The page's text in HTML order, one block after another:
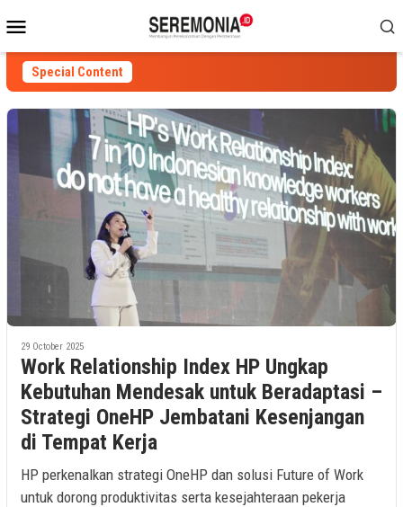
to
contentMenu
Special Content
29 October 2025
Work Relationship Index HP Ungkap
Kebutuhan Mendesak untuk Beradaptasi –
Strategi OneHP Jembatani Kesenjangan
di Tempat Kerja
HP perkenalkan strategi OneHP dan solusi Future of Work
untuk dorong produktivitas serta kesejahteraan pekerja